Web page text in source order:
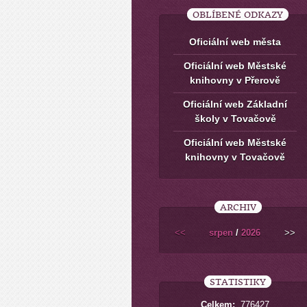
OBLÍBENÉ ODKAZY
Oficiální web města
Oficiální web Městské
knihovny v Přerově
Oficiální web Základní
školy v Tovačově
Oficiální web Městské
knihovny v Tovačově
ARCHIV
<< srpen / 2026 >>
STATISTIKY
Celkem: 776427